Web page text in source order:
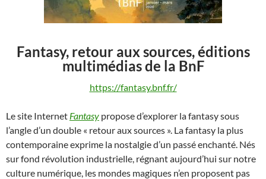
Fantasy, retour aux sources, éditions
multimédias de la BnF
https://fantasy.bnf.fr/
Le site Internet Fantasy propose d’explorer la fantasy sous
l’angle d’un double « retour aux sources ». La fantasy la plus
contemporaine exprime la nostalgie d’un passé enchanté. Nés
sur fond révolution industrielle, régnant aujourd’hui sur notre
culture numérique, les mondes magiques n’en proposent pas